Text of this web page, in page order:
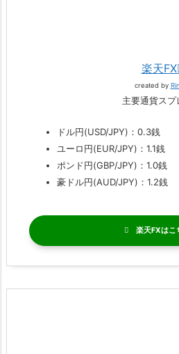
楽天FX
created by
主要通貨スプ
ドル円(USD/JPY)：0.3銭
ユーロ円(EUR/JPY)：1.1銭
ポンド円(GBP/JPY)：1.0銭
豪ドル円(AUD/JPY)：1.2銭
楽天FX